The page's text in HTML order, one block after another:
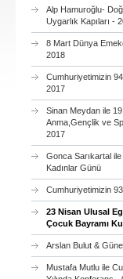
Alp Hamuroğlu-
Uygarlık Kapıları -
8 Mart Dünya
2018
Cumhuriyetimizin
2017
Sinan Meydan ile
Anma,Gençlik ve
2017
Gonca Sarıkartal
Kadınlar Günü
Cumhuriyetimizin
23 Nisan Ulusal
Çocuk Bayramı
Arslan Bulut &
Mustafa Mutlu ile